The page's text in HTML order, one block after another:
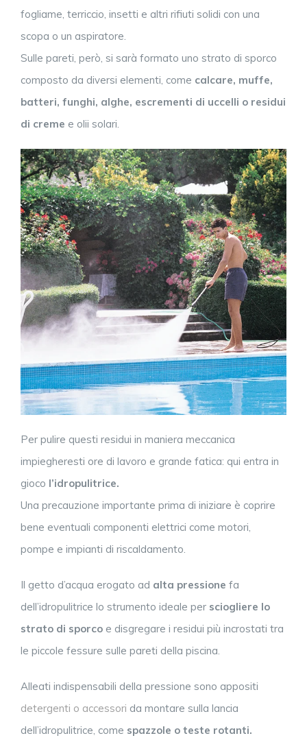
fogliame, terriccio, insetti e altri rifiuti solidi con una
scopa o un aspiratore.
Sulle pareti, però, si sarà formato uno strato di sporco
composto da diversi elementi, come calcare, muffe,
batteri, funghi, alghe, escrementi di uccelli o residui
di creme e olii solari.
Per pulire questi residui in maniera meccanica
impiegheresti ore di lavoro e grande fatica: qui entra in
gioco l’idropulitrice.
Una precauzione importante prima di iniziare è coprire
bene eventuali componenti elettrici come motori,
pompe e impianti di riscaldamento.
Il getto d’acqua erogato ad alta pressione fa
dell’idropulitrice lo strumento ideale per sciogliere lo
strato di sporco e disgregare i residui più incrostati tra
le piccole fessure sulle pareti della piscina.
Alleati indispensabili della pressione sono appositi
detergenti o accessori da montare sulla lancia
dell’idropulitrice, come spazzole o teste rotanti.